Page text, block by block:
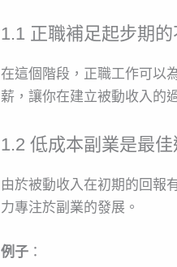
1.1 正職補足起步期的
在這個階段，正職工作可以
薪，讓你在建立被動收入的
1.2 低成本副業是最佳
由於被動收入在初期的回報
力專注於副業的發展。
例子：